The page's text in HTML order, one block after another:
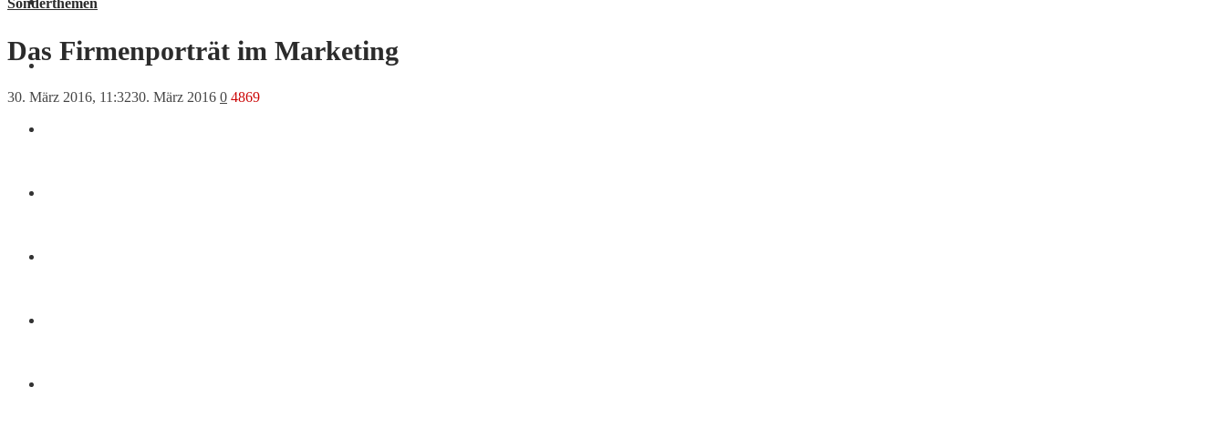
Das Firmenporträt im Marketing
30. März 2016, 11:3230. März 2016 0 4869